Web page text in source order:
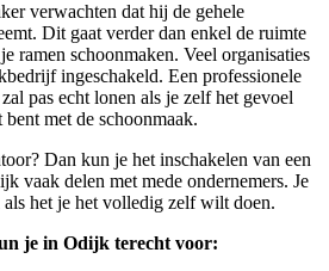
verwachten dat hij de gehele
Dit gaat verder dan enkel de ruimte
ramen schoonmaken. Veel organisaties
ingeschakeld. Een professionele
pas echt lonen als je zelf het gevoel
met de schoonmaak.
Dan kun je het inschakelen van een
vaak delen met mede ondernemers. Je
als het je het volledig zelf wilt doen.
je in Odijk terecht voor: